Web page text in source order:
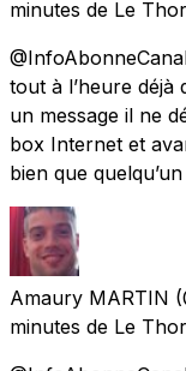
minutes de Le
tout à l’heure déjà
un message il ne
box Internet et
bien que
Amaury MARTIN
minutes de Le